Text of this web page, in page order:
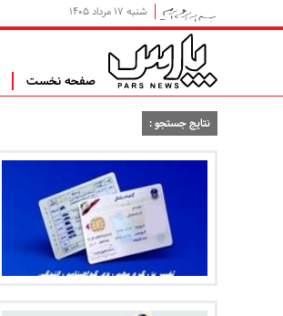
شنبه ۱۷ مرداد ۱۴۰۵
صفحه نخست
نتایج جستجو :